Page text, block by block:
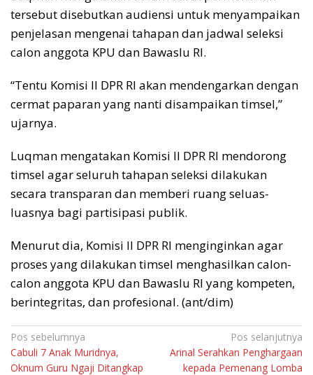
tersebut disebutkan audiensi untuk menyampaikan
penjelasan mengenai tahapan dan jadwal seleksi
calon anggota KPU dan Bawaslu RI.
“Tentu Komisi II DPR RI akan mendengarkan dengan
cermat paparan yang nanti disampaikan timsel,”
ujarnya.
Luqman mengatakan Komisi II DPR RI mendorong
timsel agar seluruh tahapan seleksi dilakukan
secara transparan dan memberi ruang seluas-
luasnya bagi partisipasi publik.
Menurut dia, Komisi II DPR RI menginginkan agar
proses yang dilakukan timsel menghasilkan calon-
calon anggota KPU dan Bawaslu RI yang kompeten,
berintegritas, dan profesional. (ant/dim)
Navigasi
pos
Pos sebelumnya
Cabuli 7 Anak Muridnya,
Oknum Guru Ngaji Ditangkap
Pos selanjutnya
Arinal Serahkan Penghargaan
kepada Pemenang Lomba